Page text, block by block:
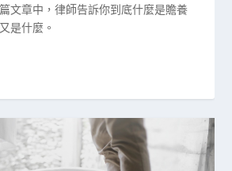
文章中，律師告訴你到底什麼是贍養
是什麼。